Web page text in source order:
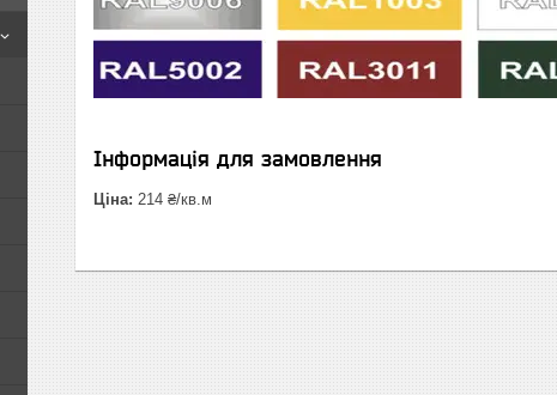
Інформація для замовлення
Ціна: 214 ₴/кв.м